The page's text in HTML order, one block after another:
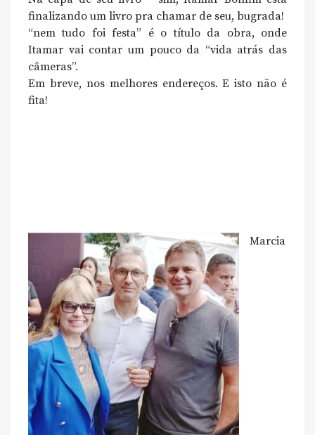
finalizando um livro pra chamar de seu, bugrada!
“nem tudo foi festa” é o título da obra, onde
Itamar vai contar um pouco da “vida atrás das
câmeras”.
Em breve, nos melhores endereços. E isto não é
fita!
Marcia